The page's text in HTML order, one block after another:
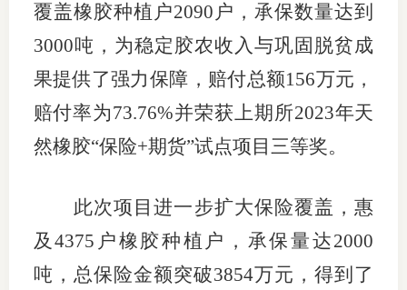
期货市
期货公
行业党
覆盖橡胶种植户2090 户，承保数量达到
3000吨，为稳定胶农收入与巩固脱贫成
果提供了强力保障，赔付总额156万元，
赔付率为73.76%并荣获上期所2023年天
然橡胶“保险+期货”试点项目三等奖。
此次项目进一步扩大保险覆盖，惠
及4375 户橡胶种植户，承保量达2000
吨，总保险金额突破3854万元，得到了